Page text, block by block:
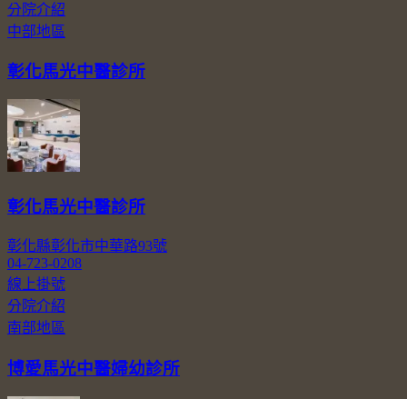
分院介紹
中部地區
彰化馬光中醫診所
彰化馬光中醫診所
彰化縣彰化市中華路93號
04-723-0208
線上掛號
分院介紹
南部地區
博愛馬光中醫婦幼診所